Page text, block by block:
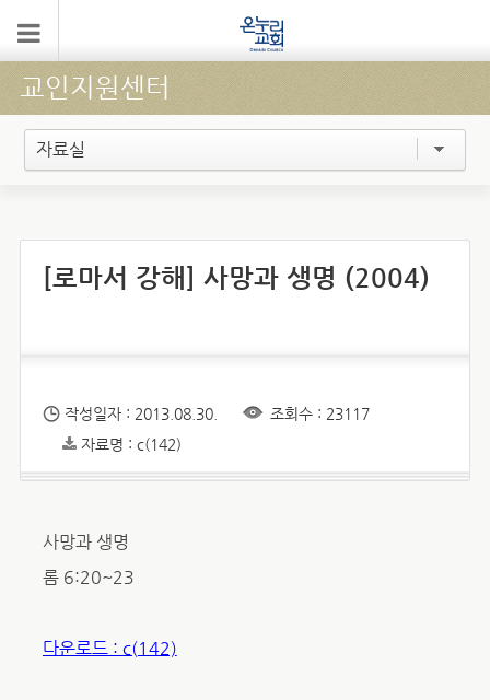
교인지원센터
자료실
[로마서 강해] 사망과 생명 (2004)
작성일자 : 2013.08.30.
조회수 : 23117
자료명 : c(142)
사망과 생명
롬 6:20~23
다운로드 : c(142)